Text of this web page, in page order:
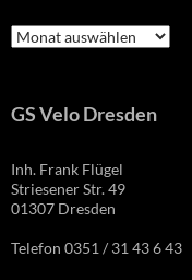
Newsarchiv
GS Velo Dresden
Inh. Frank Flügel
Striesener Str. 49
01307 Dresden
Telefon 0351 / 31 43 6 43